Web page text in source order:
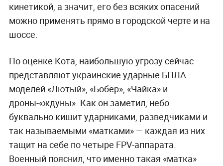
кинетикой, а значит, его без всяких опасений
можно применять прямо в городской черте и на
шоссе.
По оценке Кота, наибольшую угрозу сейчас
представляют украинские ударные БПЛА
моделей «Лютый», «Бобёр», «Чайка» и
дроны-«ждуны». Как он заметил, небо
буквально кишит ударниками, разведчиками и
так называемыми «матками» — каждая из них
тащит на себе по четыре FPV-аппарата.
Военный пояснил, что именно такая «матка»